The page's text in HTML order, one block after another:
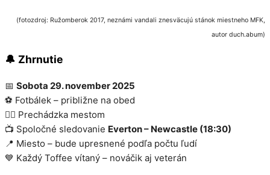
(fotozdroj: Ružomberok 2017, neznámi vandali znesväcujú stánok miestneho MFK,
autor duch.abum)
🔔 Zhrnutie
📅 Sobota 29. november 2025
⚽ Fotbálek – približne na obed
🚶‍♂️ Prechádzka mestom
📺 Spoločné sledovanie Everton – Newcastle (18:30)
📍 Miesto – bude upresnené podľa počtu ľudí
💙 Každý Toffee vítaný – nováčik aj veterán